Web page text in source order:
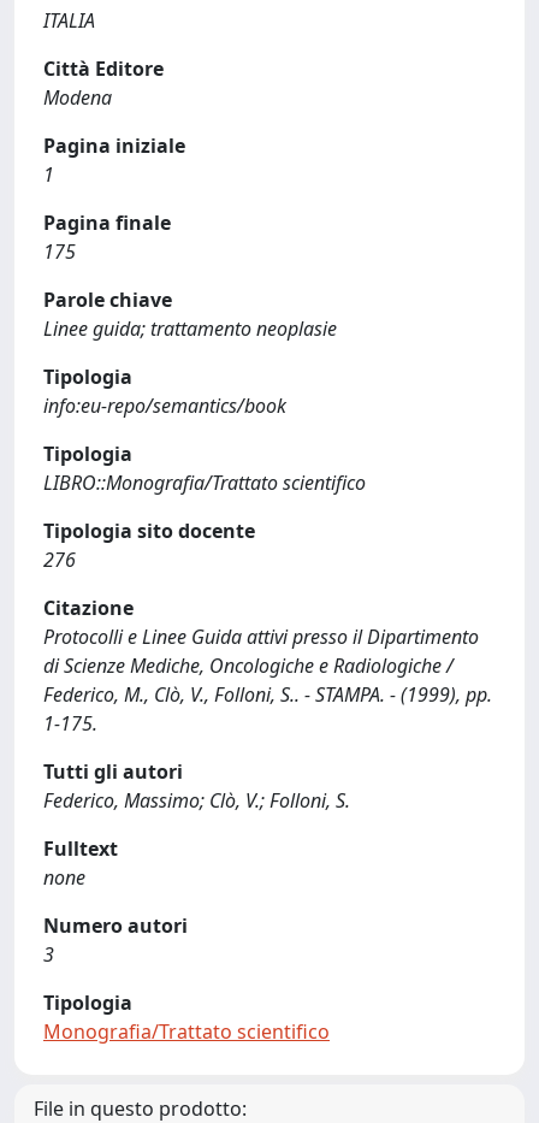
ITALIA
Città Editore
Modena
Pagina iniziale
1
Pagina finale
175
Parole chiave
Linee guida; trattamento neoplasie
Tipologia
info:eu-repo/semantics/book
Tipologia
LIBRO::Monografia/Trattato scientifico
Tipologia sito docente
276
Citazione
Protocolli e Linee Guida attivi presso il Dipartimento
di Scienze Mediche, Oncologiche e Radiologiche /
Federico, M., Clò, V., Folloni, S.. - STAMPA. - (1999), pp.
1-175.
Tutti gli autori
Federico, Massimo; Clò, V.; Folloni, S.
Fulltext
none
Numero autori
3
Tipologia
Monografia/Trattato scientifico
File in questo prodotto: